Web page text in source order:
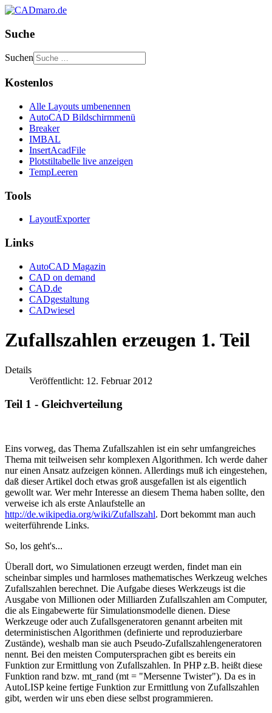
Suche
Suchen
Kostenlos
Alle Layouts umbenennen
AutoCAD Bildschirmmenü
Breaker
IMBAL
InsertAcadFile
Plotstiltabelle live anzeigen
TempLeeren
Tools
LayoutExporter
Links
AutoCAD Magazin
CAD on demand
CAD.de
CADgestaltung
CADwiesel
Zufallszahlen erzeugen 1. Teil
Details
Veröffentlicht: 12. Februar 2012
Teil 1 - Gleichverteilung
Eins vorweg, das Thema Zufallszahlen ist ein sehr umfangreiches
Thema mit teilweisen sehr komplexen Algorithmen. Ich werde daher
nur einen Ansatz aufzeigen können. Allerdings muß ich eingestehen,
daß dieser Artikel doch etwas groß ausgefallen ist als eigentlich
gewollt war. Wer mehr Interesse an diesem Thema haben sollte, den
verweise ich als erste Anlaufstelle an
http://de.wikipedia.org/wiki/Zufallszahl. Dort bekommt man auch
weiterführende Links.
So, los geht's...
Überall dort, wo Simulationen erzeugt werden, findet man ein
scheinbar simples und harmloses mathematisches Werkzeug welches
Zufallszahlen berechnet. Die Aufgabe dieses Werkzeugs ist die
Ausgabe von Millionen oder Milliarden Zufallszahlen am Computer,
die als Eingabewerte für Simulationsmodelle dienen. Diese
Werkzeuge oder auch Zufallsgeneratoren genannt arbeiten mit
deterministischen Algorithmen (definierte und reproduzierbare
Zustände), weshalb man sie auch Pseudo-Zufallszahlengeneratoren
nennt. Bei den meisten Computersprachen gibt es bereits ein
Funktion zur Ermittlung von Zufallszahlen. In PHP z.B. heißt diese
Funktion rand bzw. mt_rand (mt = "Mersenne Twister"). Da es in
AutoLISP keine fertige Funktion zur Ermittlung von Zufallszahlen
gibt, werden wir uns eben diese selbst programmieren.